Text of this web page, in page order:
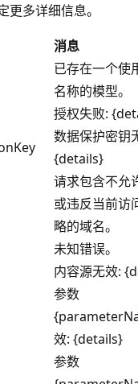
多详细信息。
消息
已存在一个使
名称的模型。
授权失败:
数据保护密钥
{details}
请求包含不允
或违反当前访
略的域名。
未知错误。
内容源无效:
参数
效: {details}
参数